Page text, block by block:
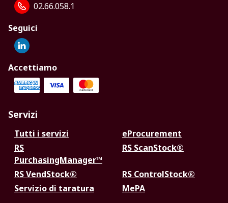
02.66.058.1
Seguici
Accettiamo
Servizi
Tutti i servizi
eProcurement
RS
PurchasingManager™
RS ScanStock®
RS VendStock®
RS ControlStock®
Servizio di taratura
MePA